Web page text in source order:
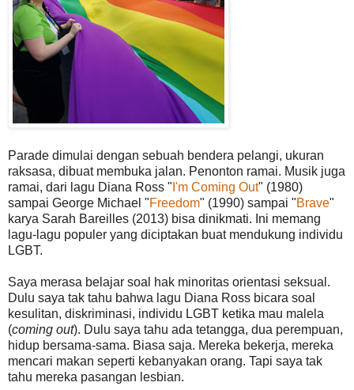
Parade dimulai dengan sebuah bendera pelangi, ukuran
raksasa, dibuat membuka jalan. Penonton ramai. Musik juga
ramai, dari lagu Diana Ross " I'm Coming Out" (1980)
sampai George Michael "Freedom" (1990) sampai "Brave"
karya Sarah Bareilles (2013) bisa dinikmati. Ini memang
lagu-lagu populer yang diciptakan buat mendukung individu
LGBT.
Saya merasa belajar soal hak minoritas orientasi seksual.
Dulu saya tak tahu bahwa lagu Diana Ross bicara soal
kesulitan, diskriminasi, individu LGBT ketika mau malela
(coming out). Dulu saya tahu ada tetangga, dua perempuan,
hidup bersama-sama. Biasa saja. Mereka bekerja, mereka
mencari makan seperti kebanyakan orang. Tapi saya tak
tahu mereka pasangan lesbian.